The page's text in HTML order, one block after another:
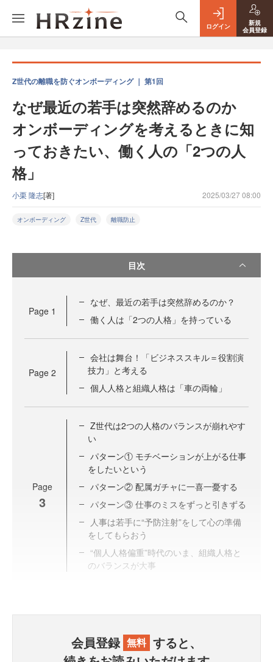
ログイン
新規
会員登録
Z世代の離職を防ぐオンボーディング ｜ 第1回
なぜ最近の若手は突然辞めるのか
オンボーディングを考えるときに知
っておきたい、働く人の「2つの人
格」
小栗 隆志[著] 2025/03/27 08:00
オンボーディング Z世代 離職防止
目次
Page 1
なぜ、最近の若手は突然辞めるのか？
働く人は「2つの人格」を持っている
Page 2
会社は舞台！「ビジネススキル＝役割演
技力」と考える
個人人格と組織人格は「車の両輪」
Page
3
Z世代は2つの人格のバランスが崩れやす
い
パターン① モチベーションが上がる仕事
をしたいという
パターン② 配属ガチャに一喜一憂する
パターン③ 仕事のミスをずっと引きずる
人事は若手に“予防注射”をして心の準備
をしてもらおう
“個人人格偏重”時代のいま、組織人格と
のバランスが大事
会員登録 無料 すると、